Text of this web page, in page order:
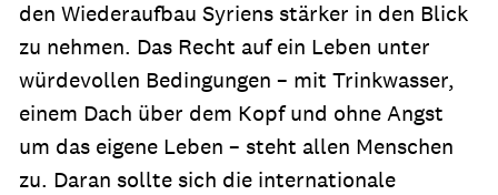
den Wiederaufbau Syriens stärker in den Blick
zu nehmen. Das Recht auf ein Leben unter
würdevollen Bedingungen – mit Trinkwasser,
einem Dach über dem Kopf und ohne Angst
um das eigene Leben – steht allen Menschen
zu. Daran sollte sich die internationale